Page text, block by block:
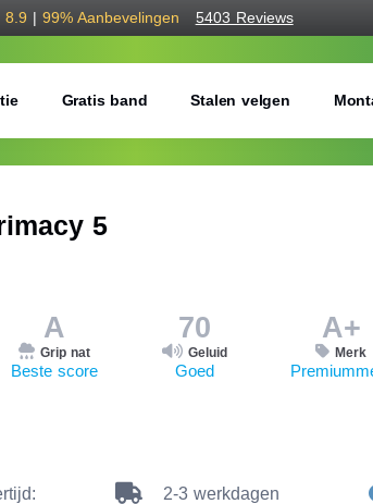
8.9 | 99% Aanbevelingen 5403 Reviews
Gratis band Stalen velgen
5
A
Grip nat
Beste score
70
Geluid
Goed
A+
Merk
2-3 werkdagen